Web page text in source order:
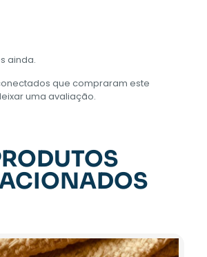
ainda.
que compraram este
uma avaliação.